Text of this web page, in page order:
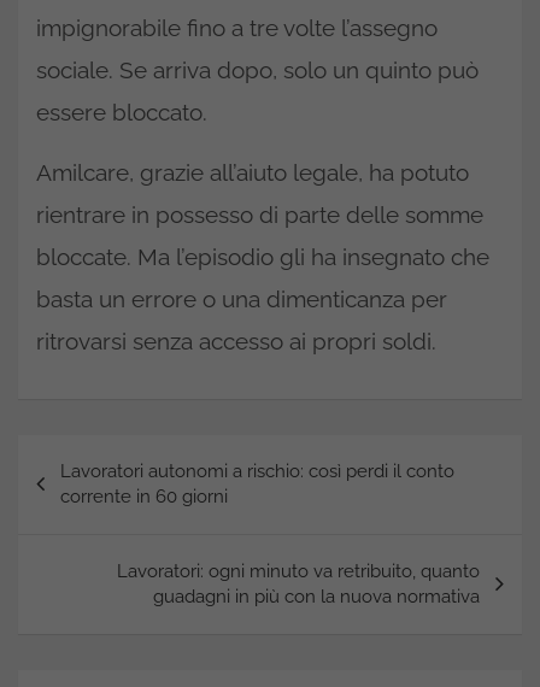
impignorabile fino a tre volte l’assegno
sociale. Se arriva dopo, solo un quinto può
essere bloccato.​
Amilcare, grazie all’aiuto legale, ha potuto
rientrare in possesso di parte delle somme
bloccate. Ma l’episodio gli ha insegnato che
basta un errore o una dimenticanza per
ritrovarsi senza accesso ai propri soldi.
articoli
Lavoratori autonomi a rischio: così perdi il conto
corrente in 60 giorni
Lavoratori: ogni minuto va retribuito, quanto
guadagni in più con la nuova normativa